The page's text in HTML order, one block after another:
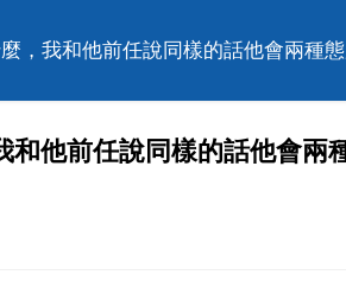
，我和他前任說同樣的話他會兩種
他前任說同樣的話他會兩